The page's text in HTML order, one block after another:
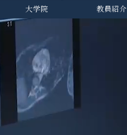
大学院 教員紹介